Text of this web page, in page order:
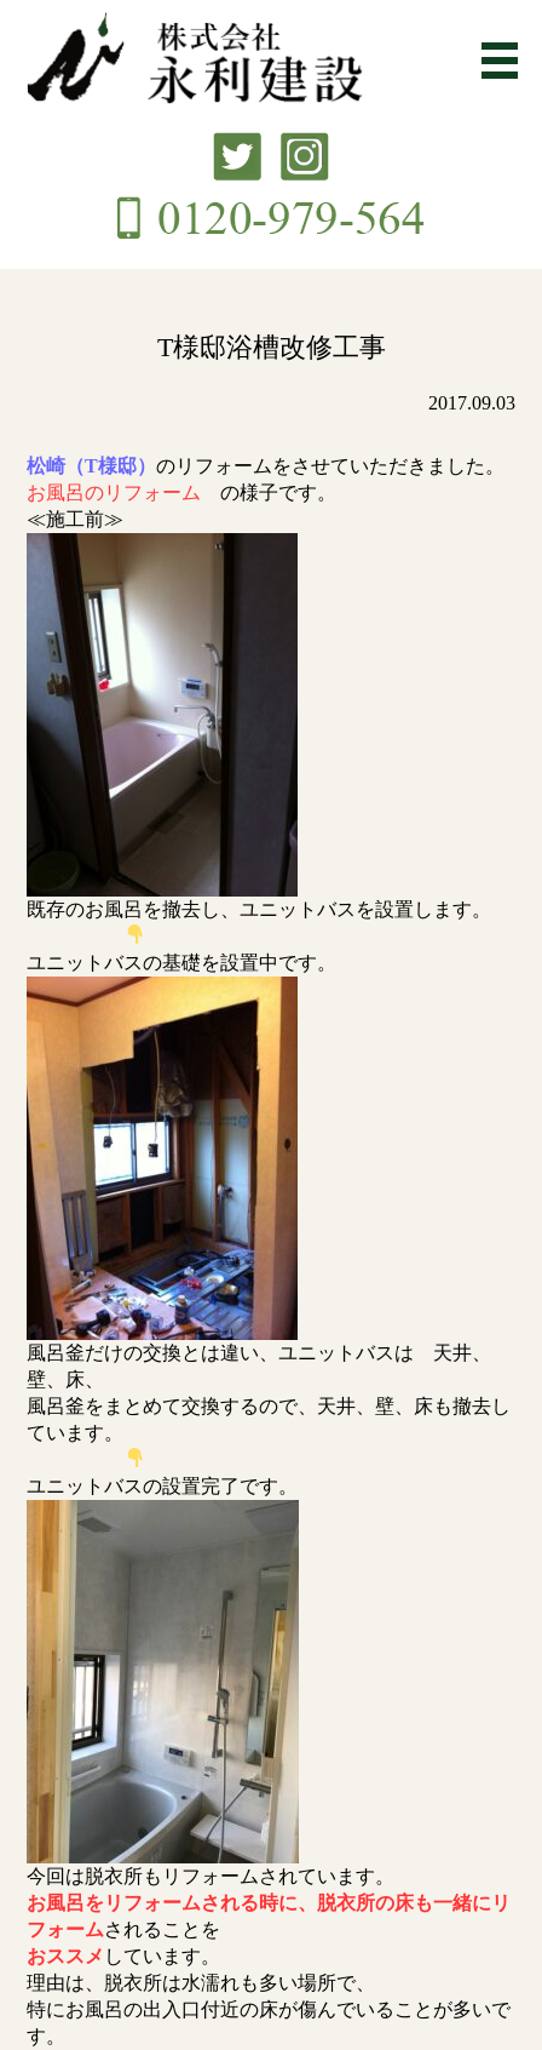
T様邸浴槽改修工事
2017.09.03
松崎（T様邸）のリフォームをさせていただきました。
お風呂のリフォーム
の様子です。
≪施工前≫
既存のお風呂を撤去し、ユニットバスを設置します。
ユニットバスの基礎を設置中です。
風呂釜だけの交換とは違い、ユニットバスは 天井、
壁、床、
風呂釜をまとめて交換するので、天井、壁、床も撤去し
ています。
ユニットバスの設置完了です。
今回は脱衣所もリフォームされています。
お風呂をリフォームされる時に、脱衣所の床も一緒にリ
フォームされることを
おススメ しています。
理由は、脱衣所は水濡れも多い場所で、
特にお風呂の出入口付近の床が傷んでいることが多いで
す。